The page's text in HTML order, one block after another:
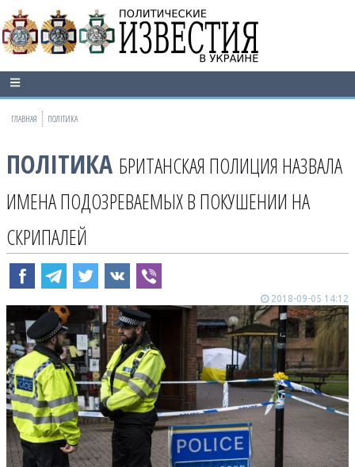
ГЛАВНАЯ ПОЛІТИКА
ПОЛІТИКА БРИТАНСКАЯ ПОЛИЦИЯ НАЗВАЛА
ИМЕНА ПОДОЗРЕВАЕМЫХ В ПОКУШЕНИИ НА
СКРИПАЛЕЙ
2018-09-05 14:12